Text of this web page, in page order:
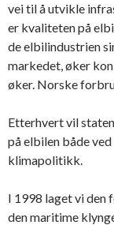
vei til å utvikle
er kvaliteten på
de elbilindustrien
markedet, øker
øker. Norske
Etterhvert vil
på elbilen både
klimapolitikk.
I 1998 laget vi den
den maritime